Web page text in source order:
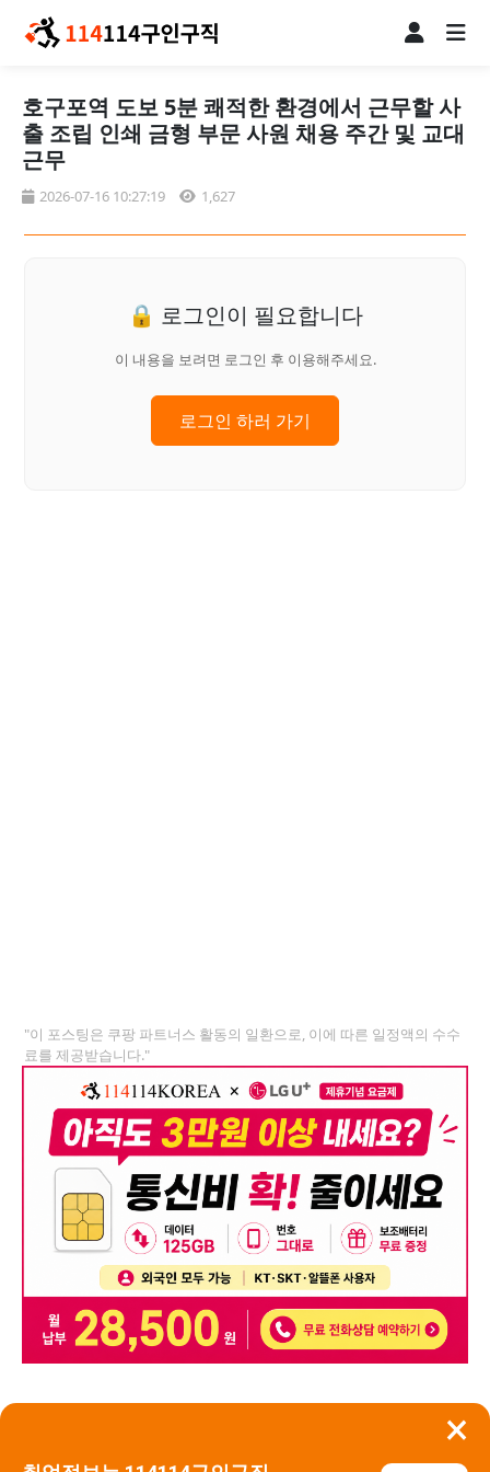
×
호구포역 도보 5분 쾌적한 환경에서 근무할 사
출 조립 인쇄 금형 부문 사원 채용 주간 및 교대
근무
2026-07-16 10:27:19 1,627
🔒 로그인이 필요합니다
이 내용을 보려면 로그인 후 이용해주세요.
로그인 하러 가기
"이 포스팅은 쿠팡 파트너스 활동의 일환으로, 이에 따른 일정액의 수수
료를 제공받습니다."